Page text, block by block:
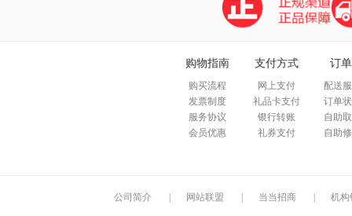
购物指南
购买流程
发票制度
服务协议
会员优惠
支付方式
网上支付
礼品卡支付
银行转账
礼券支付
订
配送
订单
自助
自助
公司简介 网站联盟 当当招商 机构